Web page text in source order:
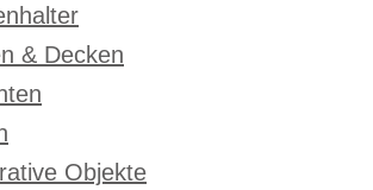
& Decken
Objekte